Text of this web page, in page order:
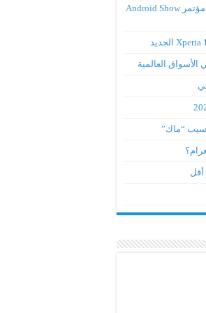
ملخص كل ما أعلنته “جوجل” في مؤتمر Android Show